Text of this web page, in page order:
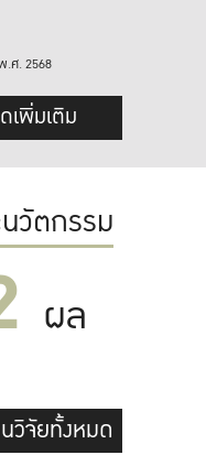
ศ. 2568
เพิ่มเติม
วัตกรรม
ผล
วิจัยทั้งหมด